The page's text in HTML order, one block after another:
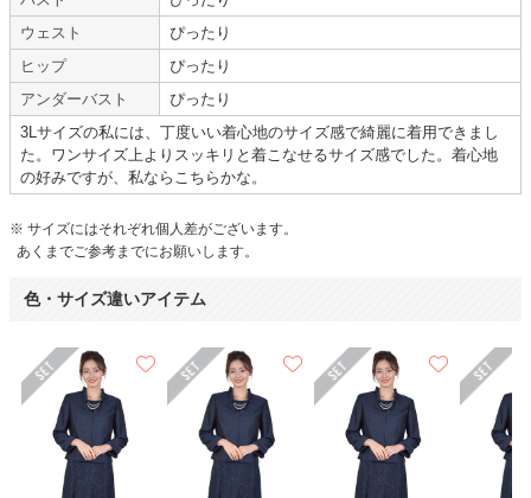
年齢 : 40代後半
身長 :
165〜169cm
体重 :
体型 :
ややぽっちゃり
サイズ :ぴったり
使用地域 :千葉県
ウェスト
ぴったり
ヒップ
ぴったり
アンダーバスト
ぴったり
3Lサイズの私には、丁度いい着心地のサイズ感で綺麗に着用できまし
た。ワンサイズ上よりスッキリと着こなせるサイズ感でした。着心地
の好みですが、私ならこちらかな。
※ サイズにはそれぞれ個人差がございます。
あくまでご参考までにお願いします。
色・サイズ違いアイテム